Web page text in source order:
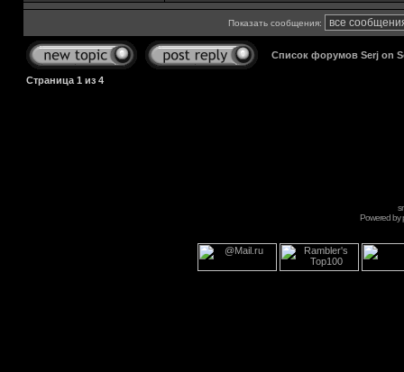
Показать сообщения:
Список форумов Serj on
Страница 1 из 4
Powered by